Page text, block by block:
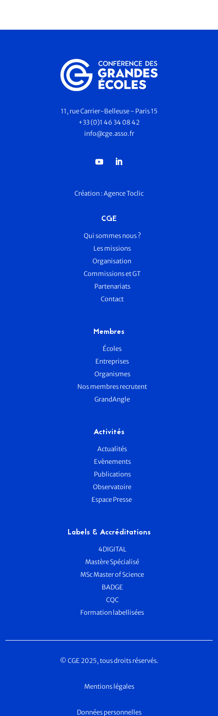
11, rue Carrier-Belleuse - Paris 15
+33 (0)1 46 34 08 42
info@cge.asso.fr
Création :Agence Toclic
CGE
Qui sommes nous ?
Les missions
Organisation
Commissions et GT
Partenariats
Contact
Membres
Écoles
Entreprises
Organismes
Nos membres recrutent
GrandAngle
Activités
Actualités
Evènements
Publications
Observatoire
Espace Presse
Labels & Accréditations
4DIGITAL
Mastère Spécialisé
MSc Master of Science
BADGE
CQC
Formation labellisées
© CGE 2025, tous droits réservés.
Mentions légales
Données personnelles